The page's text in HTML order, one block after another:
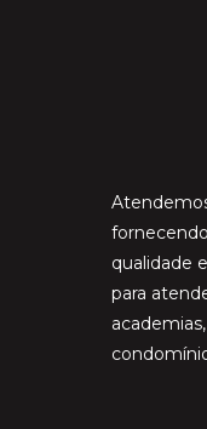
qualidade
para